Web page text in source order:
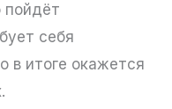
пойдёт
себя
в итоге окажется